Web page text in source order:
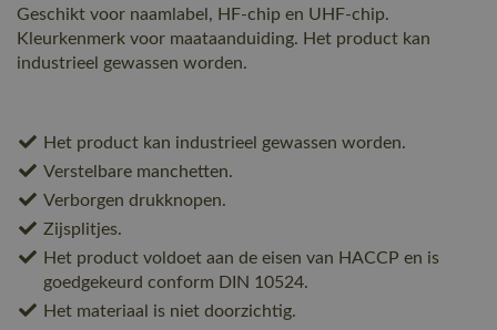
Geschikt voor naamlabel, HF-chip en UHF-chip.
Kleurkenmerk voor maataanduiding. Het product kan
industrieel gewassen worden.
Het product kan industrieel gewassen worden.
Verstelbare manchetten.
Verborgen drukknopen.
Zijsplitjes.
Het product voldoet aan de eisen van HACCP en is
goedgekeurd conform DIN 10524.
Het materiaal is niet doorzichtig.